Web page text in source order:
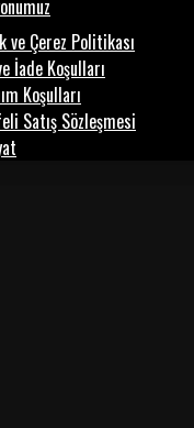
ve Çerez Politikası
İade Koşulları
Koşulları
Satış Sözleşmesi